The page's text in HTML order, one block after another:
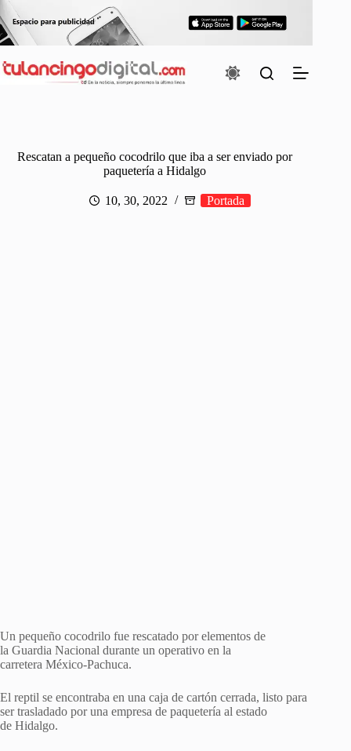
Saltar
al
contenido
Rescatan a pequeño cocodrilo que iba a ser enviado por
paquetería a Hidalgo
10, 30, 2022 Portada
Un pequeño cocodrilo fue rescatado por elementos de
la Guardia Nacional durante un operativo en la
carretera México-Pachuca.
El reptil se encontraba en una caja de cartón cerrada, listo para
ser trasladado por una empresa de paquetería al estado
de Hidalgo.